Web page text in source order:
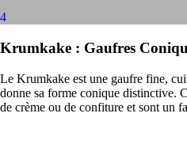
4
Krumkake : Gaufres
Le Krumkake est une gaufre fine,
donne sa forme conique distinctive.
de crème ou de confiture et sont un